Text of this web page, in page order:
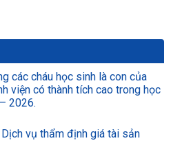
các cháu học sinh là con của
viện có thành tích cao trong học
2026.
Dịch vụ thẩm định giá tài sản